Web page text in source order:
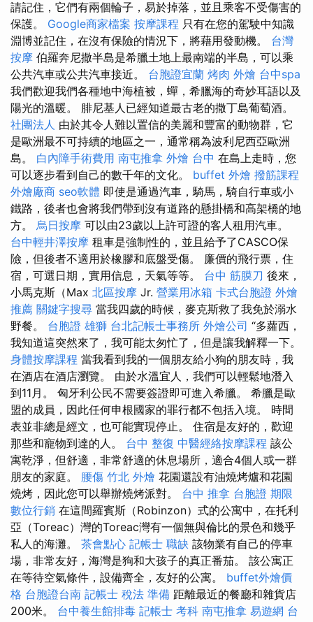
請記住，它們有兩個輪子，易於掉落，並且乘客不受傷害的
保護。 Google商家檔案 按摩課程 只有在您的駕駛中知識
淵博並記住，在沒有保險的情況下，將藉用發動機。 台灣
按摩 伯羅奔尼撒半島是希臘土地上最南端的半島，可以乘
公共汽車或公共汽車接近。 台胞證宜蘭 烤肉 外燴 台中spa
我們歡迎我們各種地中海植被，蟬，希臘海的奇妙耳語以及
陽光的溫暖。 腓尼基人已經知道最古老的撒丁島葡萄酒。
社團法人 由於其令人難以置信的美麗和豐富的動物群，它
是歐洲最不可持續的地區之一，通常稱為波利尼西亞歐洲
島。 白內障手術費用 南屯推拿 外燴 台中 在島上走時，您
可以逐步看到自己的數千年的文化。 buffet 外燴 撥筋課程
外燴廠商 seo軟體 即使是通過汽車，騎馬，騎自行車或小
鐵路，後者也會將我們帶到沒有道路的懸掛橋和高架橋的地
方。 烏日按摩 可以由23歲以上許可證的客人租用汽車。
台中輕井澤按摩 租車是強制性的，並且給予了CASCO保
險，但後者不適用於橡膠和底盤受傷。 廉價的飛行票，住
宿，可選日期，實用信息，天氣等等。 台中 筋膜刀 後來，
小馬克斯（Max 北區按摩 Jr. 營業用冰箱 卡式台胞證 外燴
推薦 關鍵字搜尋 當我四歲的時候，麥克斯救了我免於溺水
野餐。 台胞證 雄獅 台北記帳士事務所 外燴公司 “多蘿西，
我知道這突然來了，我可能太匆忙了，但是讓我解釋一下。
身體按摩課程 當我看到我的一個朋友給小狗的朋友時，我
在酒店在酒店瀏覽。 由於水溫宜人，我們可以輕鬆地潛入
到11月。 匈牙利公民不需要簽證即可進入希臘。 希臘是歐
盟的成員，因此任何申根國家的罪行都不包括入境。 時間
表並非總是經文，也可能實現停止。 住宿是友好的，歡迎
那些和寵物到達的人。 台中 整復 中醫經絡按摩課程 該公
寓乾淨，但舒適，非常舒適的休息場所，適合4個人或一群
朋友的家庭。 腰傷 竹北 外燴 花園還設有油燒烤爐和花園
燒烤，因此您可以舉辦燒烤派對。 台中 推拿 台胞證 期限
數位行銷 在這間羅賓斯（Robinzon）式的公寓中，在托利
亞（Toreac）灣的Toreac灣有一個無與倫比的景色和幾乎
私人的海灘。 茶會點心 記帳士 職缺 該物業有自己的停車
場，非常友好，海灣是狗和大孩子的真正番茄。 該公寓正
在等待空氣條件，設備齊全，友好的公寓。 buffet外燴價
格 台胞證台南 記帳士 稅法 準備 距離最近的餐廳和雜貨店
200米。 台中養生館排毒 記帳士 考科 南屯推拿 易遊網 台